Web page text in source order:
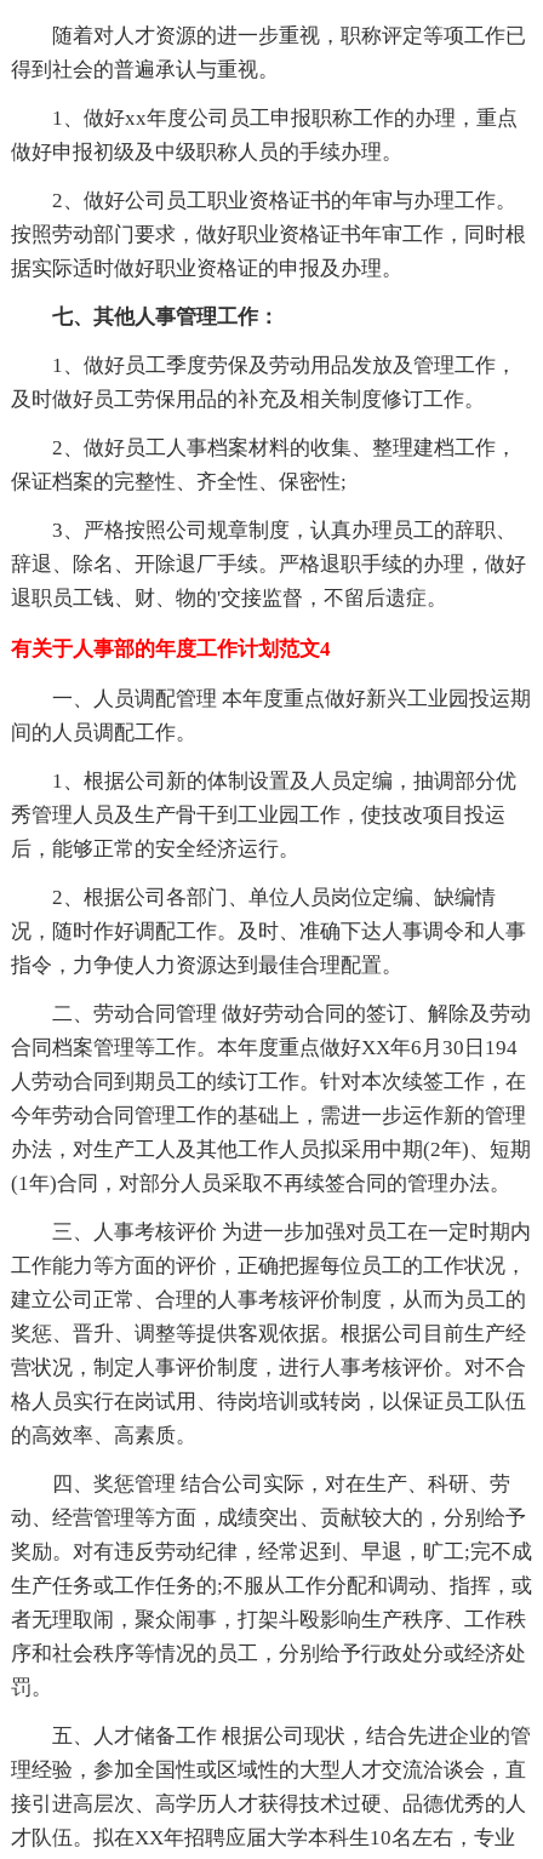
随着对人才资源的进一步重视，职称评定等项工作已
得到社会的普遍承认与重视。
1、做好xx年度公司员工申报职称工作的办理，重点
做好申报初级及中级职称人员的手续办理。
2、做好公司员工职业资格证书的年审与办理工作。
按照劳动部门要求，做好职业资格证书年审工作，同时根
据实际适时做好职业资格证的申报及办理。
七、其他人事管理工作：
1、做好员工季度劳保及劳动用品发放及管理工作，
及时做好员工劳保用品的补充及相关制度修订工作。
2、做好员工人事档案材料的收集、整理建档工作，
保证档案的完整性、齐全性、保密性;
3、严格按照公司规章制度，认真办理员工的辞职、
辞退、除名、开除退厂手续。严格退职手续的办理，做好
退职员工钱、财、物的'交接监督，不留后遗症。
有关于人事部的年度工作计划范文4
一、人员调配管理 本年度重点做好新兴工业园投运期
间的人员调配工作。
1、根据公司新的体制设置及人员定编，抽调部分优
秀管理人员及生产骨干到工业园工作，使技改项目投运
后，能够正常的安全经济运行。
2、根据公司各部门、单位人员岗位定编、缺编情
况，随时作好调配工作。及时、准确下达人事调令和人事
指令，力争使人力资源达到最佳合理配置。
二、劳动合同管理 做好劳动合同的签订、解除及劳动
合同档案管理等工作。本年度重点做好XX年6月30日194
人劳动合同到期员工的续订工作。针对本次续签工作，在
今年劳动合同管理工作的基础上，需进一步运作新的管理
办法，对生产工人及其他工作人员拟采用中期(2年)、短期
(1年)合同，对部分人员采取不再续签合同的管理办法。
三、人事考核评价 为进一步加强对员工在一定时期内
工作能力等方面的评价，正确把握每位员工的工作状况，
建立公司正常、合理的人事考核评价制度，从而为员工的
奖惩、晋升、调整等提供客观依据。根据公司目前生产经
营状况，制定人事评价制度，进行人事考核评价。对不合
格人员实行在岗试用、待岗培训或转岗，以保证员工队伍
的高效率、高素质。
四、奖惩管理 结合公司实际，对在生产、科研、劳
动、经营管理等方面，成绩突出、贡献较大的，分别给予
奖励。对有违反劳动纪律，经常迟到、早退，旷工;完不成
生产任务或工作任务的;不服从工作分配和调动、指挥，或
者无理取闹，聚众闹事，打架斗殴影响生产秩序、工作秩
序和社会秩序等情况的员工，分别给予行政处分或经济处
罚。
五、人才储备工作 根据公司现状，结合先进企业的管
理经验，参加全国性或区域性的大型人才交流洽谈会，直
接引进高层次、高学历人才获得技术过硬、品德优秀的人
才队伍。拟在XX年招聘应届大学本科生10名左右，专业